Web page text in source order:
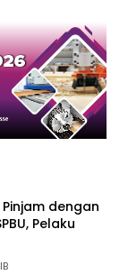
dengan
Pelaku